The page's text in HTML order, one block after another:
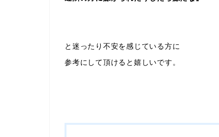
と迷ったり不安を感じている方に
参考にして頂けると嬉しいです。